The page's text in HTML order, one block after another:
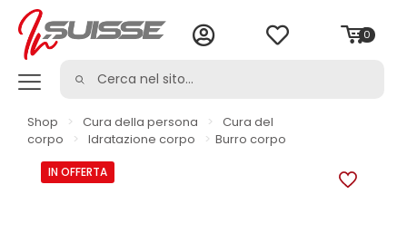
0
Shop > Cura della persona >
Cura del
corpo
> Idratazione corpo > Burro corpo
IN OFFERTA